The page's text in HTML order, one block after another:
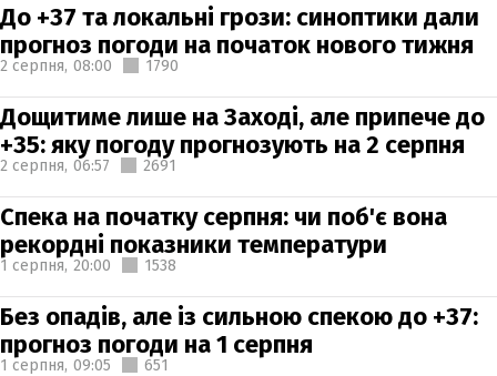
До +37 та локальні грози: синоптики дали
прогноз погоди на початок нового тижня
2 серпня, 08:00 1790
Дощитиме лише на Заході, але припече до
+35: яку погоду прогнозують на 2 серпня
2 серпня, 06:57 2691
Спека на початку серпня: чи поб'є вона
рекордні показники температури
1 серпня, 20:00 1538
Без опадів, але із сильною спекою до +37:
прогноз погоди на 1 серпня
1 серпня, 09:05 651